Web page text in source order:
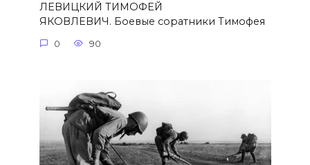
ЛЕВИЦКИЙ ТИМОФЕЙ
ЯКОВЛЕВИЧ. Боевые соратники Тимофея
0 90